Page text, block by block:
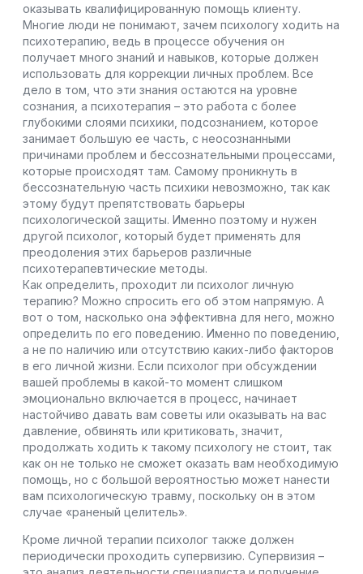
оказывать квалифицированную помощь клиенту.
Многие люди не понимают, зачем психологу ходить на
психотерапию, ведь в процессе обучения он
получает много знаний и навыков, которые должен
использовать для коррекции личных проблем. Все
дело в том, что эти знания остаются на уровне
сознания, а психотерапия – это работа с более
глубокими слоями психики, подсознанием, которое
занимает большую ее часть, с неосознанными
причинами проблем и бессознательными процессами,
которые происходят там. Самому проникнуть в
бессознательную часть психики невозможно, так как
этому будут препятствовать барьеры
психологической защиты. Именно поэтому и нужен
другой психолог, который будет применять для
преодоления этих барьеров различные
психотерапевтические методы.
Как определить, проходит ли психолог личную
терапию? Можно спросить его об этом напрямую. А
вот о том, насколько она эффективна для него, можно
определить по его поведению. Именно по поведению,
а не по наличию или отсутствию каких-либо факторов
в его личной жизни. Если психолог при обсуждении
вашей проблемы в какой-то момент слишком
эмоционально включается в процесс, начинает
настойчиво давать вам советы или оказывать на вас
давление, обвинять или критиковать, значит,
продолжать ходить к такому психологу не стоит, так
как он не только не сможет оказать вам необходимую
помощь, но с большой вероятностью может нанести
вам психологическую травму, поскольку он в этом
случае «раненый целитель».
Кроме личной терапии психолог также должен
периодически проходить супервизию. Супервизия –